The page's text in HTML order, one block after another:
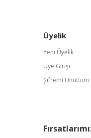
Üyelik
Yeni Üyelik
Üye Girişi
Şifremi Unuttum